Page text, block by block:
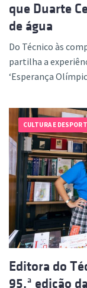
que Duarte
de água
Do Técnico às
partilha a
‘Esperança
CULTURA E
Editora do
95.ª edição